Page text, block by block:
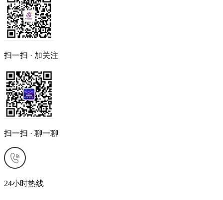
扫一扫 · 加关注
扫一扫 · 聊一聊
24小时热线